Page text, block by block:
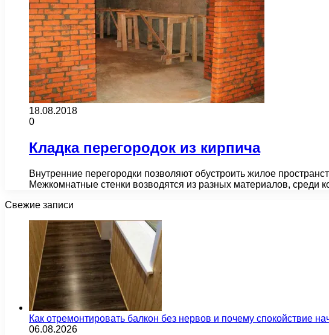
18.08.2018
0
Кладка перегородок из кирпича
Внутренние перегородки позволяют обустроить жилое
Межкомнатные стенки возводятся из разных материалов, среди
Свежие записи
Как отремонтировать балкон без нервов и почему спокойствие
06.08.2026